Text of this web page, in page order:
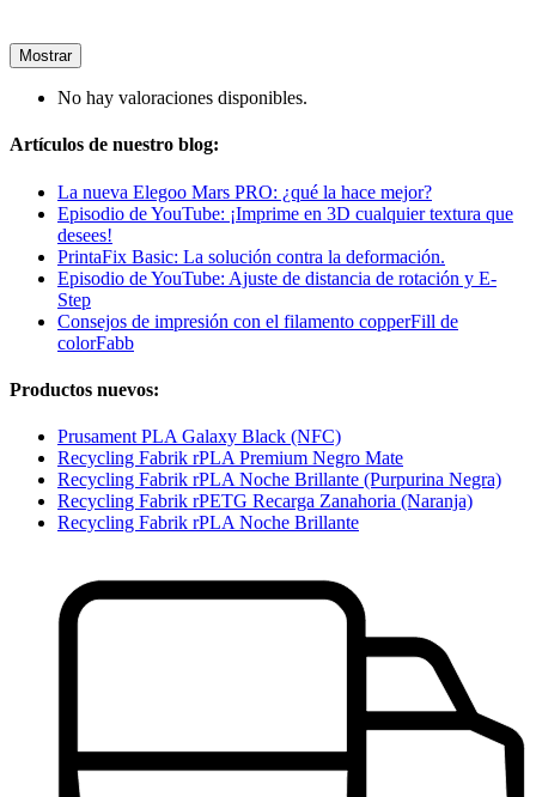
Mostrar
No hay valoraciones disponibles.
Artículos de nuestro blog:
La nueva Elegoo Mars PRO: ¿qué la hace mejor?
Episodio de YouTube: ¡Imprime en 3D cualquier textura que
desees!
PrintaFix Basic: La solución contra la deformación.
Episodio de YouTube: Ajuste de distancia de rotación y E-
Step
Consejos de impresión con el filamento copperFill de
colorFabb
Productos nuevos:
Prusament PLA Galaxy Black (NFC)
Recycling Fabrik rPLA Premium Negro Mate
Recycling Fabrik rPLA Noche Brillante (Purpurina Negra)
Recycling Fabrik rPETG Recarga Zanahoria (Naranja)
Recycling Fabrik rPLA Noche Brillante